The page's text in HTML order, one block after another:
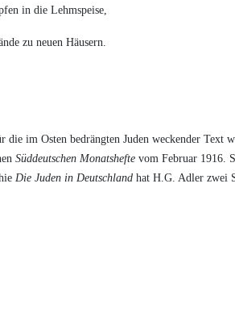
in die Lehmspeise,
zu neuen Häusern.
die im Osten bedrängten Juden weckender
Süddeutschen Monatshefte vom Februar 1916.
Die Juden in Deutschland hat H.G. Adler zwei